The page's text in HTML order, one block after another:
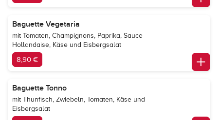
Baguette Vegetaria
mit Tomaten, Champignons, Paprika, Sauce
Hollandaise, Käse und Eisbergsalat
8,90 €
Baguette Tonno
mit Thunfisch, Zwiebeln, Tomaten, Käse und
Eisbergsalat